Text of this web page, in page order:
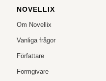
NOVELLIX
Om Novellix
Vanliga frågor
Författare
Formgivare